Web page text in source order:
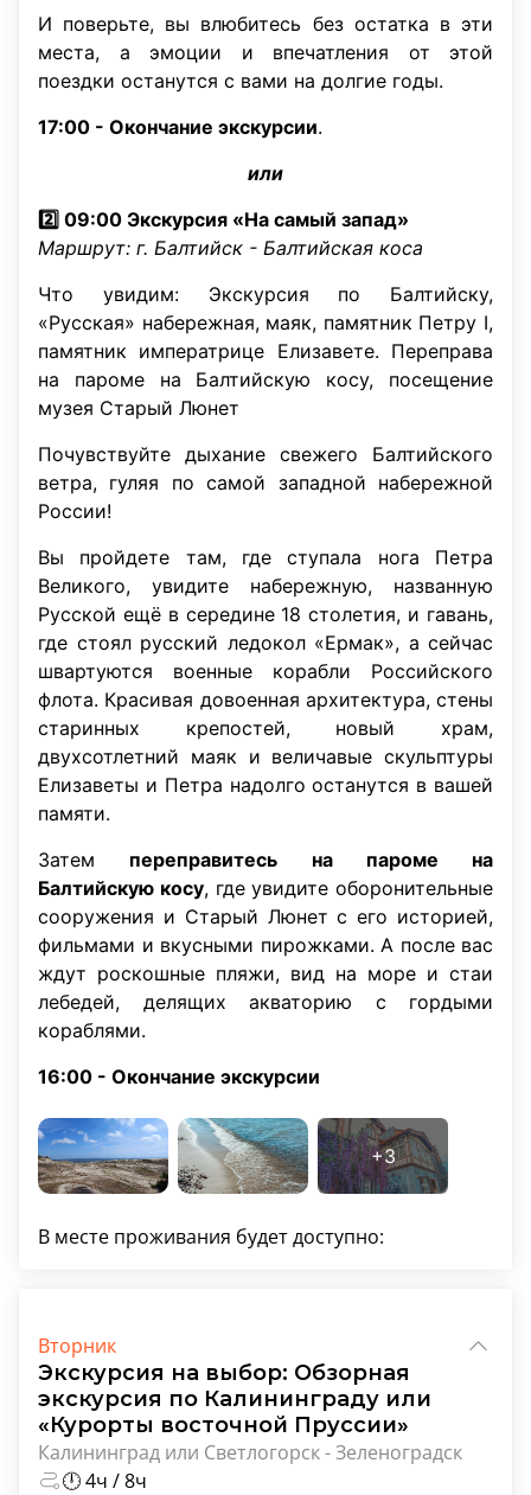
И поверьте, вы влюбитесь без остатка в эти
места, а эмоции и впечатления от этой
поездки останутся с вами на долгие годы.
17:00 - Окончание экскурсии.
или
2️⃣ 09:00 Экскурсия «На самый запад»
Маршрут: г. Балтийск - Балтийская коса
Что увидим: Экскурсия по Балтийску,
«Русская» набережная, маяк, памятник Петру I,
памятник императрице Елизавете. Переправа
на пароме на Балтийскую косу, посещение
музея Старый Люнет
Почувствуйте дыхание свежего Балтийского
ветра, гуляя по самой западной набережной
России!
Вы пройдете там, где ступала нога Петра
Великого, увидите набережную, названную
Русской ещё в середине 18 столетия, и гавань,
где стоял русский ледокол «Ермак», а сейчас
швартуются военные корабли Российского
флота. Красивая довоенная архитектура, стены
старинных крепостей, новый храм,
двухсотлетний маяк и величавые скульптуры
Елизаветы и Петра надолго останутся в вашей
памяти.
Затем переправитесь на пароме на
Балтийскую косу, где увидите оборонительные
сооружения и Старый Люнет с его историей,
фильмами и вкусными пирожками. А после вас
ждут роскошные пляжи, вид на море и стаи
лебедей, делящих акваторию с гордыми
кораблями.
16:00 - Окончание экскурсии
В месте проживания будет доступно:
Вторник
Экскурсия на выбор: Обзорная
экскурсия по Калининграду или
«Курорты восточной Пруссии»
Калининград или Светлогорск - Зеленоградск
🕛 4ч / 8ч